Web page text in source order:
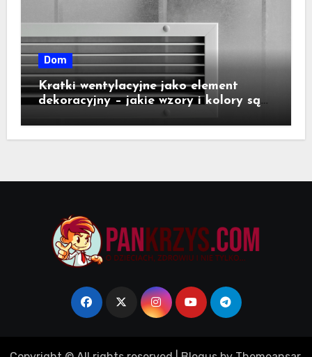
Dom
Kratki wentylacyjne jako element
dekoracyjny – jakie wzory i kolory są